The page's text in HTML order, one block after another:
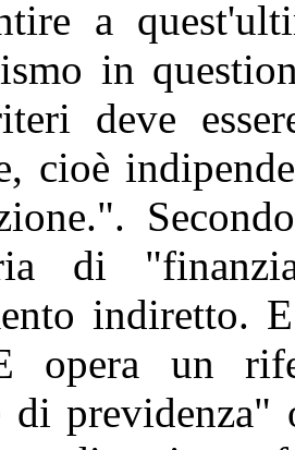
a
in
deve
cioè
di
indiretto.
opera un
di previdenza"